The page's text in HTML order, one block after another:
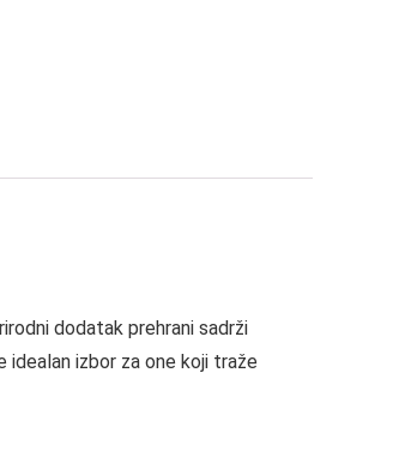
dodatak prehrani sadrži
idealan izbor za one koji traže